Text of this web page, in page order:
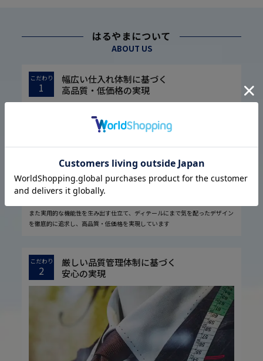
はるやまについて
ABOUT US
こだわり
1
幅広い仕入れ体制に基づく
高品質・低価格の実現
1974年の設立以来培ってきた圧倒的な流通経路を駆使し、大量仕入れや国内
また実用的な機能性を生み出す仕立て、ディテールにまで気を配ったデザイン
を徹底的に追求し、高品質・低価格を実現しています
こだわり
2
厳しい品質管理体制に基づく
安心の実現